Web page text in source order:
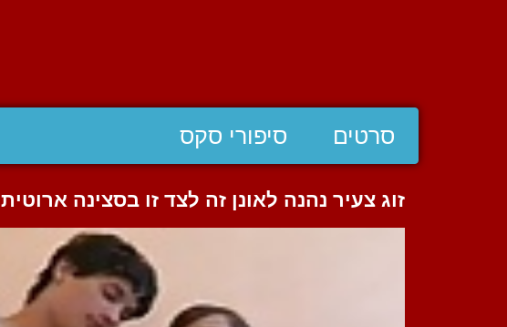
סרטים סיפורי סקס
זוג צעיר נהנה לאונן זה לצד זו בסצינה ארוטית